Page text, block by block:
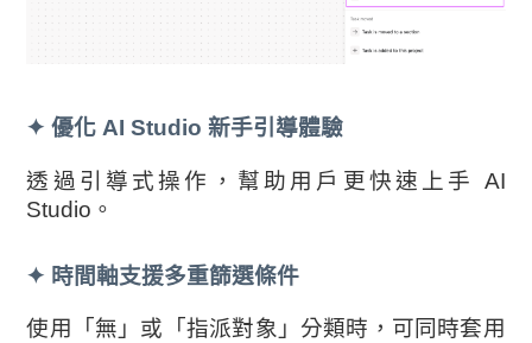
✦優化 AI Studio 新手引導體驗
透過引導式操作，幫助用戶更快速上手 AI
Studio。
✦ 時間軸支援多重篩選條件
使用「無」或「指派對象」分類時，可同時套用